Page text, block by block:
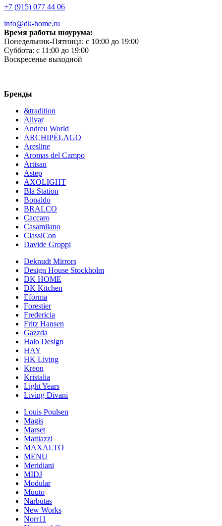
+7 (915) 077 44 06
info@dk-home.ru
Время работы шоурума:
Понедельник-Пятница: c 10:00 до 19:00
Суббота: c 11:00 до 19:00
Воскресенье выходной
Бренды
&tradition
Alivar
Andreu World
ARCHIPÉLAGO
Aresline
Aromas del Campo
Artisan
Astep
AXOLIGHT
Bla Station
Bonaldo
BRALCO
Caccaro
Casamilano
ClassiCon
Davide Groppi
Deknudt Mirrors
Design House Stockholm
DK HOME
DK Kitchen
Eforma
Forestier
Fredericia
Fritz Hansen
Gazzda
Halo Design
HAY
HK Living
Kreon
Kristalia
Light Years
Living Divani
Louis Poulsen
Magis
Marset
Mattiazzi
MAXALTO
MENU
Meridiani
MIDJ
Modular
Muuto
Narbutas
New Works
Norr11